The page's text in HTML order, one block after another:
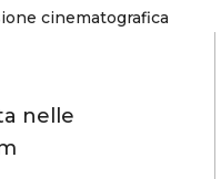
nelle